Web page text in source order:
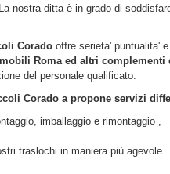
nostra ditta è in grado di
Corado offre serieta' puntualita'
Roma ed altri complementi
del personale qualificato.
Corado a propone servizi
imballaggio e rimontaggio ,
traslochi in maniera più agevole